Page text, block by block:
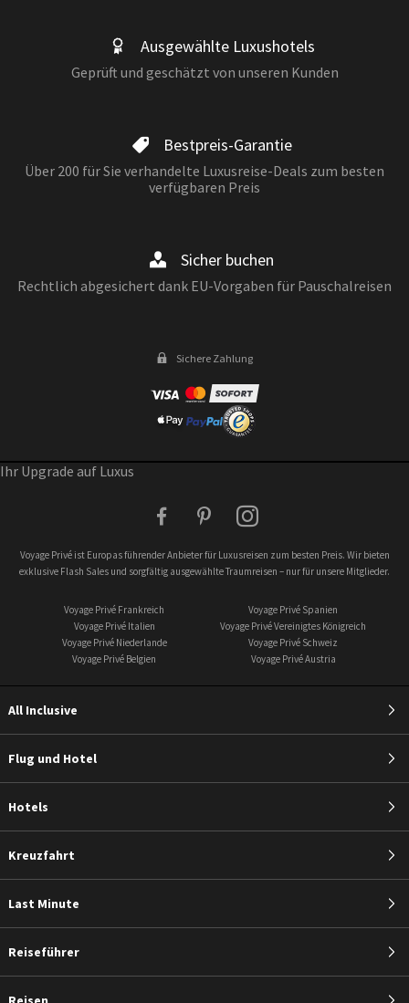
Ausgewählte Luxushotels
Geprüft und geschätzt von unseren Kunden
Bestpreis-Garantie
Über 200 für Sie verhandelte Luxusreise-Deals zum besten
verfügbaren Preis
Sicher buchen
Rechtlich abgesichert dank EU-Vorgaben für Pauschalreisen
Sichere Zahlung
Ihr Upgrade auf Luxus
Voyage Privé ist Europas führender Anbieter für Luxusreisen zum besten Preis. Wir bieten
exklusive Flash Sales und sorgfältig ausgewählte Traumreisen – nur für unsere Mitglieder.
Voyage Privé Frankreich
Voyage Privé Spanien
Voyage Privé Italien
Voyage Privé Vereinigtes Königreich
Voyage Privé Niederlande
Voyage Privé Schweiz
Voyage Privé Belgien
Voyage Privé Austria
All Inclusive
Flug und Hotel
Hotels
Kreuzfahrt
Last Minute
Reiseführer